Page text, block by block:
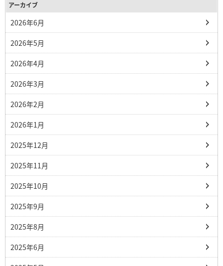
アーカイブ
2026年6月
2026年5月
2026年4月
2026年3月
2026年2月
2026年1月
2025年12月
2025年11月
2025年10月
2025年9月
2025年8月
2025年6月